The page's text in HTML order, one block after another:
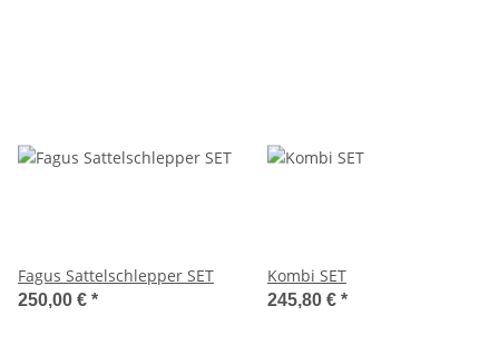
Fagus Sattelschlepper SET
250,00 € *
Kombi SET
245,80 € *